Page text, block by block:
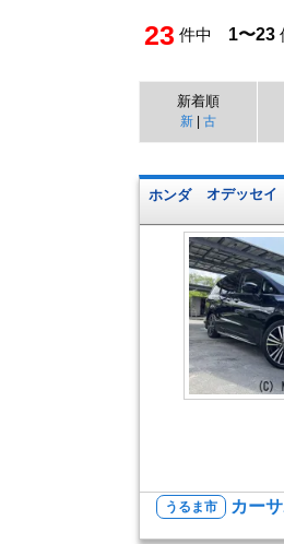
23 件中 1〜23
新着順
新 | 古
ホンダ オデッセイ
うるま市 カー